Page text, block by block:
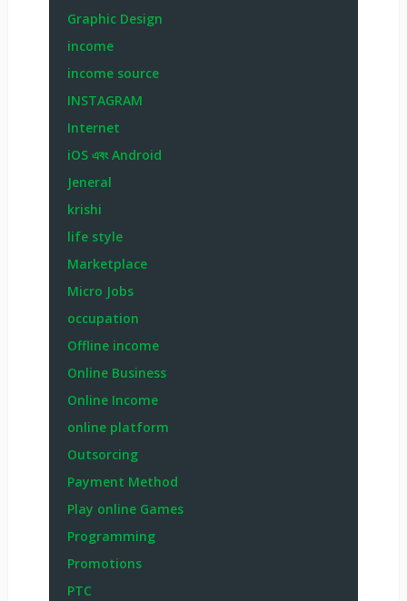
Graphic Design
income
income source
INSTAGRAM
Internet
iOS এবং Android
Jeneral
krishi
life style
Marketplace
Micro Jobs
occupation
Offline income
Online Business
Online Income
online platform
Outsorcing
Payment Method
Play online Games
Programming
Promotions
PTC